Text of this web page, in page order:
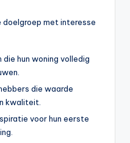
doelgroep met interesse
hun woning volledig
die waarde
kwaliteit.
voor hun eerste